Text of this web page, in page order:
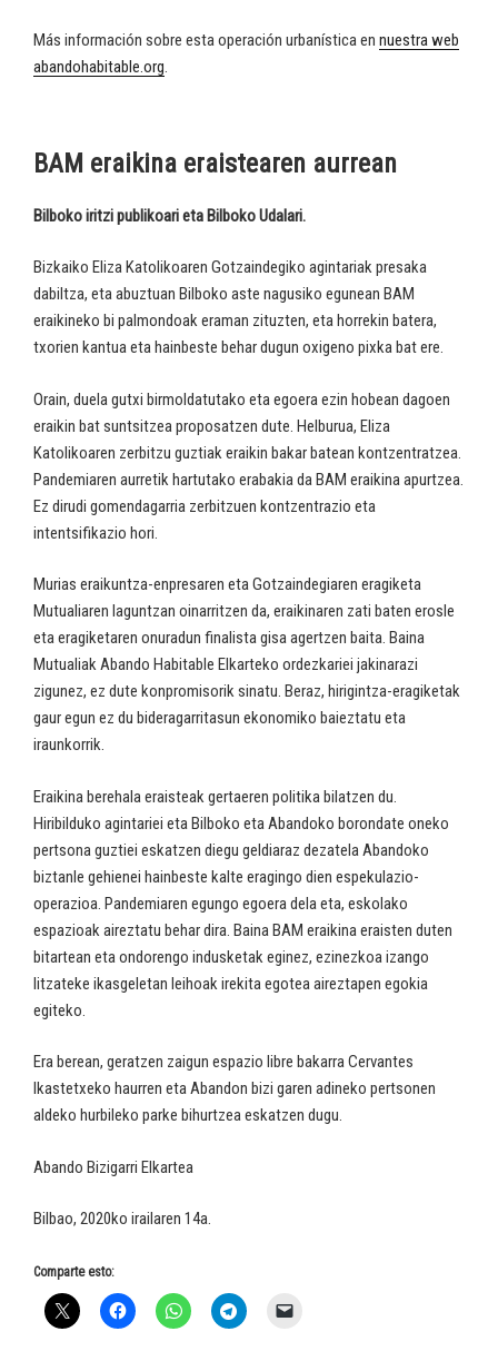
Más información sobre esta operación urbanística en nuestra web
abandohabitable.org.
BAM eraikina eraistearen aurrean
Bilboko iritzi publikoari eta Bilboko Udalari.
Bizkaiko Eliza Katolikoaren Gotzaindegiko agintariak presaka
dabiltza, eta abuztuan Bilboko aste nagusiko egunean BAM
eraikineko bi palmondoak eraman zituzten, eta horrekin batera,
txorien kantua eta hainbeste behar dugun oxigeno pixka bat ere.
Orain, duela gutxi birmoldatutako eta egoera ezin hobean dagoen
eraikin bat suntsitzea proposatzen dute. Helburua, Eliza
Katolikoaren zerbitzu guztiak eraikin bakar batean kontzentratzea.
Pandemiaren aurretik hartutako erabakia da BAM eraikina apurtzea.
Ez dirudi gomendagarria zerbitzuen kontzentrazio eta
intentsifikazio hori.
Murias eraikuntza-enpresaren eta Gotzaindegiaren eragiketa
Mutualiaren laguntzan oinarritzen da, eraikinaren zati baten erosle
eta eragiketaren onuradun finalista gisa agertzen baita. Baina
Mutualiak Abando Habitable Elkarteko ordezkariei jakinarazi
zigunez, ez dute konpromisorik sinatu. Beraz, hirigintza-eragiketak
gaur egun ez du bideragarritasun ekonomiko baieztatu eta
iraunkorrik.
Eraikina berehala eraisteak gertaeren politika bilatzen du.
Hiribilduko agintariei eta Bilboko eta Abandoko borondate oneko
pertsona guztiei eskatzen diegu geldiaraz dezatela Abandoko
biztanle gehienei hainbeste kalte eragingo dien espekulazio-
operazioa. Pandemiaren egungo egoera dela eta, eskolako
espazioak aireztatu behar dira. Baina BAM eraikina eraisten duten
bitartean eta ondorengo indusketak eginez, ezinezkoa izango
litzateke ikasgeletan leihoak irekita egotea aireztapen egokia
egiteko.
Era berean, geratzen zaigun espazio libre bakarra Cervantes
Ikastetxeko haurren eta Abandon bizi garen adineko pertsonen
aldeko hurbileko parke bihurtzea eskatzen dugu.
Abando Bizigarri Elkartea
Bilbao, 2020ko irailaren 14a.
Comparte esto: